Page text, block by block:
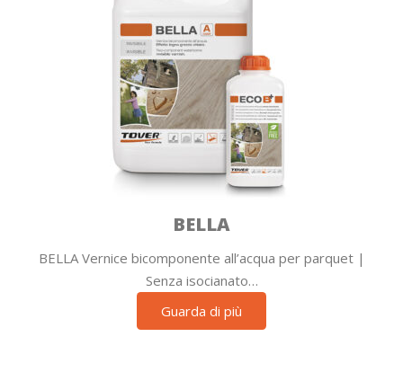
BELLA
BELLA Vernice bicomponente all’acqua per parquet |
Senza isocianato…
Guarda di più